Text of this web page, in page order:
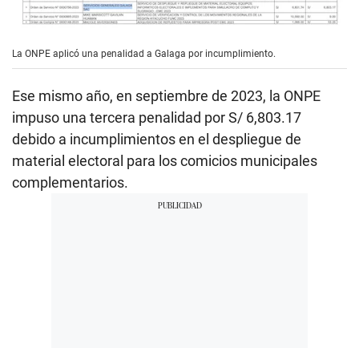
La ONPE aplicó una penalidad a Galaga por incumplimiento.
Ese mismo año, en septiembre de 2023, la ONPE
impuso una tercera penalidad por S/ 6,803.17
debido a incumplimientos en el despliegue de
material electoral para los comicios municipales
complementarios.